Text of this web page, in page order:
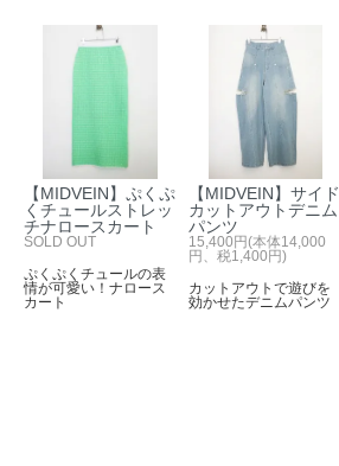
【MIDVEIN】ぷくぷ
くチュールストレッ
チナロースカート
SOLD OUT
ぷくぷくチュールの表
情が可愛い！ナロース
カート
【MIDVEIN】サイド
カットアウトデニム
パンツ
15,400円(本体14,000
円、税1,400円)
カットアウトで遊びを
効かせたデニムパンツ